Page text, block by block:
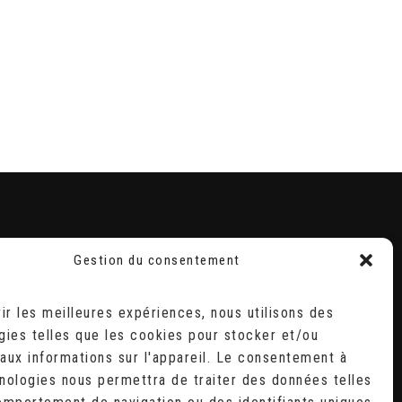
Gestion du consentement
les meilleures expériences, nous utilisons des
telles que les cookies pour stocker et/ou
informations sur l'appareil. Le consentement à
nous permettra de traiter des données telles
2
RECHERCHER
for: